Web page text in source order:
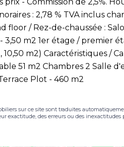
: 2,78 % TVA inclus
floor / Rez-de-chaussée :
3,50 m2 1er étage / premier
10,50 m2) Caractéristiques /
51 m2 Chambres 2 Salle
Plot - 460 m2
sur ce site sont traduites
exactitude, des erreurs ou des inexactitudes